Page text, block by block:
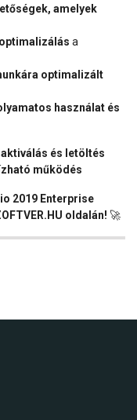
amelyek
a
optimalizált
használat és
és letöltés
működés
2019 Enterprise
oldalán! 🚀